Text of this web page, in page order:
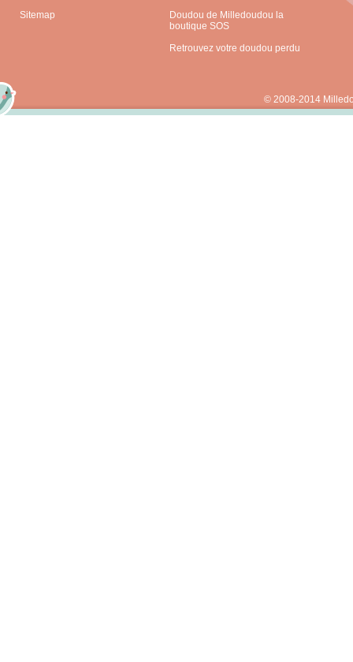
Sitemap
Doudou de Milledoudou la
boutique SOS
Retrouvez votre doudou perdu
© 2008-2014